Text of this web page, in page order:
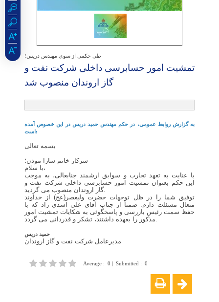
طی حکمی از سوی مهندس دریس؛
تمشیت امور حسابرسی داخلی شركت نفت و
گاز اروندان منصوب شد
به گزارش روابط عمومی، در حکم مهندس حمید دریس در این خصوص آمده
است:
بسمه تعالی
سرکار خانم سارا موذن؛
با سلام،
با عنایت به تعهد تجارب و سوابق ارشمند جنابعالی، به موجب
این حکم بعنوان تمشيت امور حسابرسی داخلی شرکت نفت و
گاز اروندان منصوب می گردید.
توفیق شما را در ظل توجهات حضرت ولیعصر(عج) از خداوند
متعال مسئلت دارم. ضمناً از جناب آقای علی اسدی راد که با
حفظ سمت رئیس بازرسی و پاسخگوئی به شکایات تمشيت امور
مذکور را بعهده داشتند، تشکر و قدردانی می گردد.
حمید دریس
مدیرعامل شرکت نفت و گاز اروندان
Average : 0 | Submitted : 0